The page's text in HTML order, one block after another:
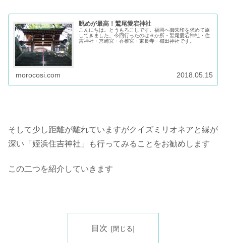
眺めが最高！鷲尾愛宕神社
こんにちは。とうもろこしです。福岡へ御朱印を求めて旅
してきました。今回行ったのは６か所・鷲尾愛宕神社・住
吉神社・筥崎宮・香椎宮・東長寺・櫛田神社です。
morocosi.com 2018.05.15
そして少し距離が離れていますがクイズミリオネアと縁が
深い「姪浜住吉神社」も行ってみることをお勧めします
この二つを紹介していきます
目次